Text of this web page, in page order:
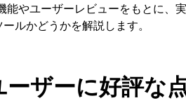
やユーザーレビューをもとに、
ルかどうかを解説します。
ザーに好評な